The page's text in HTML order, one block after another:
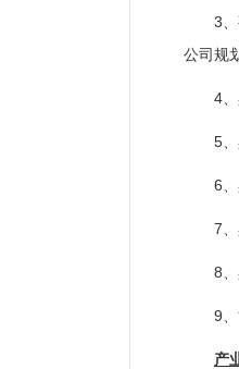
3
公司规
4
5
6
7
8
9
产